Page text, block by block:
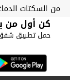
من السكتات
كن أول من
حمل تطبيق شفق